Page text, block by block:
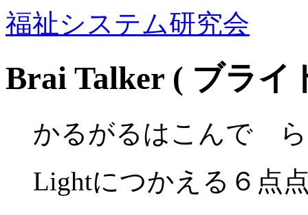
福祉システム研究会
Brai Talker ( ブライ
かるがるはこんで
Lightにつかえる６点